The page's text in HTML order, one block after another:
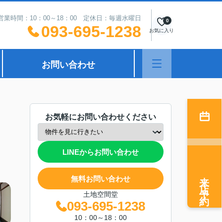
業時間：10：00～18：00 定休日：毎週水曜日
093-695-1238 お気に入り
0
お問い合わせ
お気軽にお問い合わせください
LINEからお問い合わせ
無料お問い合わせ
土地空間堂
093-695-1238
10：00～18：00
来店予約